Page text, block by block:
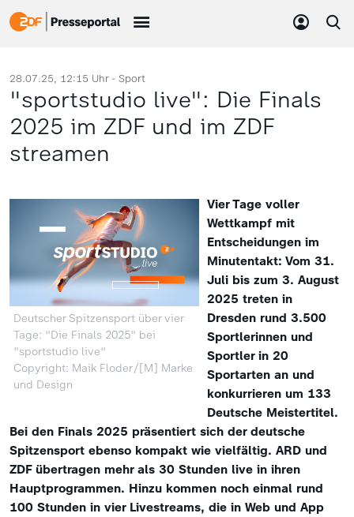
28.07.25, 12:15 Uhr - Sport
"sportstudio live": Die Finals
2025 im ZDF und im ZDF
streamen
Deutscher Spitzensport über vier
Tage: "Die Finals 2025" bei
"sportstudio live"
Copyright: Maik Floder/[M] Marke
und Design
Vier Tage voller
Wettkampf mit
Entscheidungen im
Minutentakt: Vom 31.
Juli bis zum 3. August
2025 treten in
Dresden rund 3.500
Sportlerinnen und
Sportler in 20
Sportarten an und
konkurrieren um 133
Deutsche Meistertitel.
Bei den Finals 2025 präsentiert sich der deutsche
Spitzensport ebenso kompakt wie vielfältig. ARD und
ZDF übertragen mehr als 30 Stunden live in ihren
Hauptprogrammen. Hinzu kommen noch einmal rund
100 Stunden in vier Livestreams, die in Web und App